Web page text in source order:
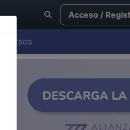
Acceso /
Cursos